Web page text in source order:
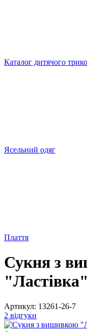
Каталог дитячого
Ясельний одяг
Плаття
Сукня з
Артикул: 13261-26-7
2 відгуки